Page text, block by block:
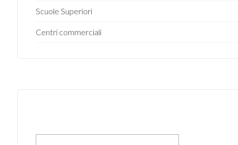
Scuole Superiori
Centri commerciali
Ascensore